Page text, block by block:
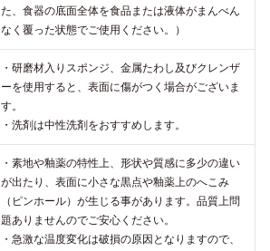
た、食器の底面全体を食品または液体がまんべん
なく覆った状態でご使用ください。）
・研磨材入りスポンジ、金属たわし及びクレンザ
ーを使用すると、表面に傷がつく場合がございま
す。
・洗剤は中性洗剤をおすすめします。
・素地や釉薬の特性上、形状や質感に多少の違い
が出たり、表面に小さな黒点や釉薬上のへこみ
（ピンホール）が生じる事があります。品質上問
題ありませんのでご安心ください。
・急激な温度変化は破損の原因となりますので、